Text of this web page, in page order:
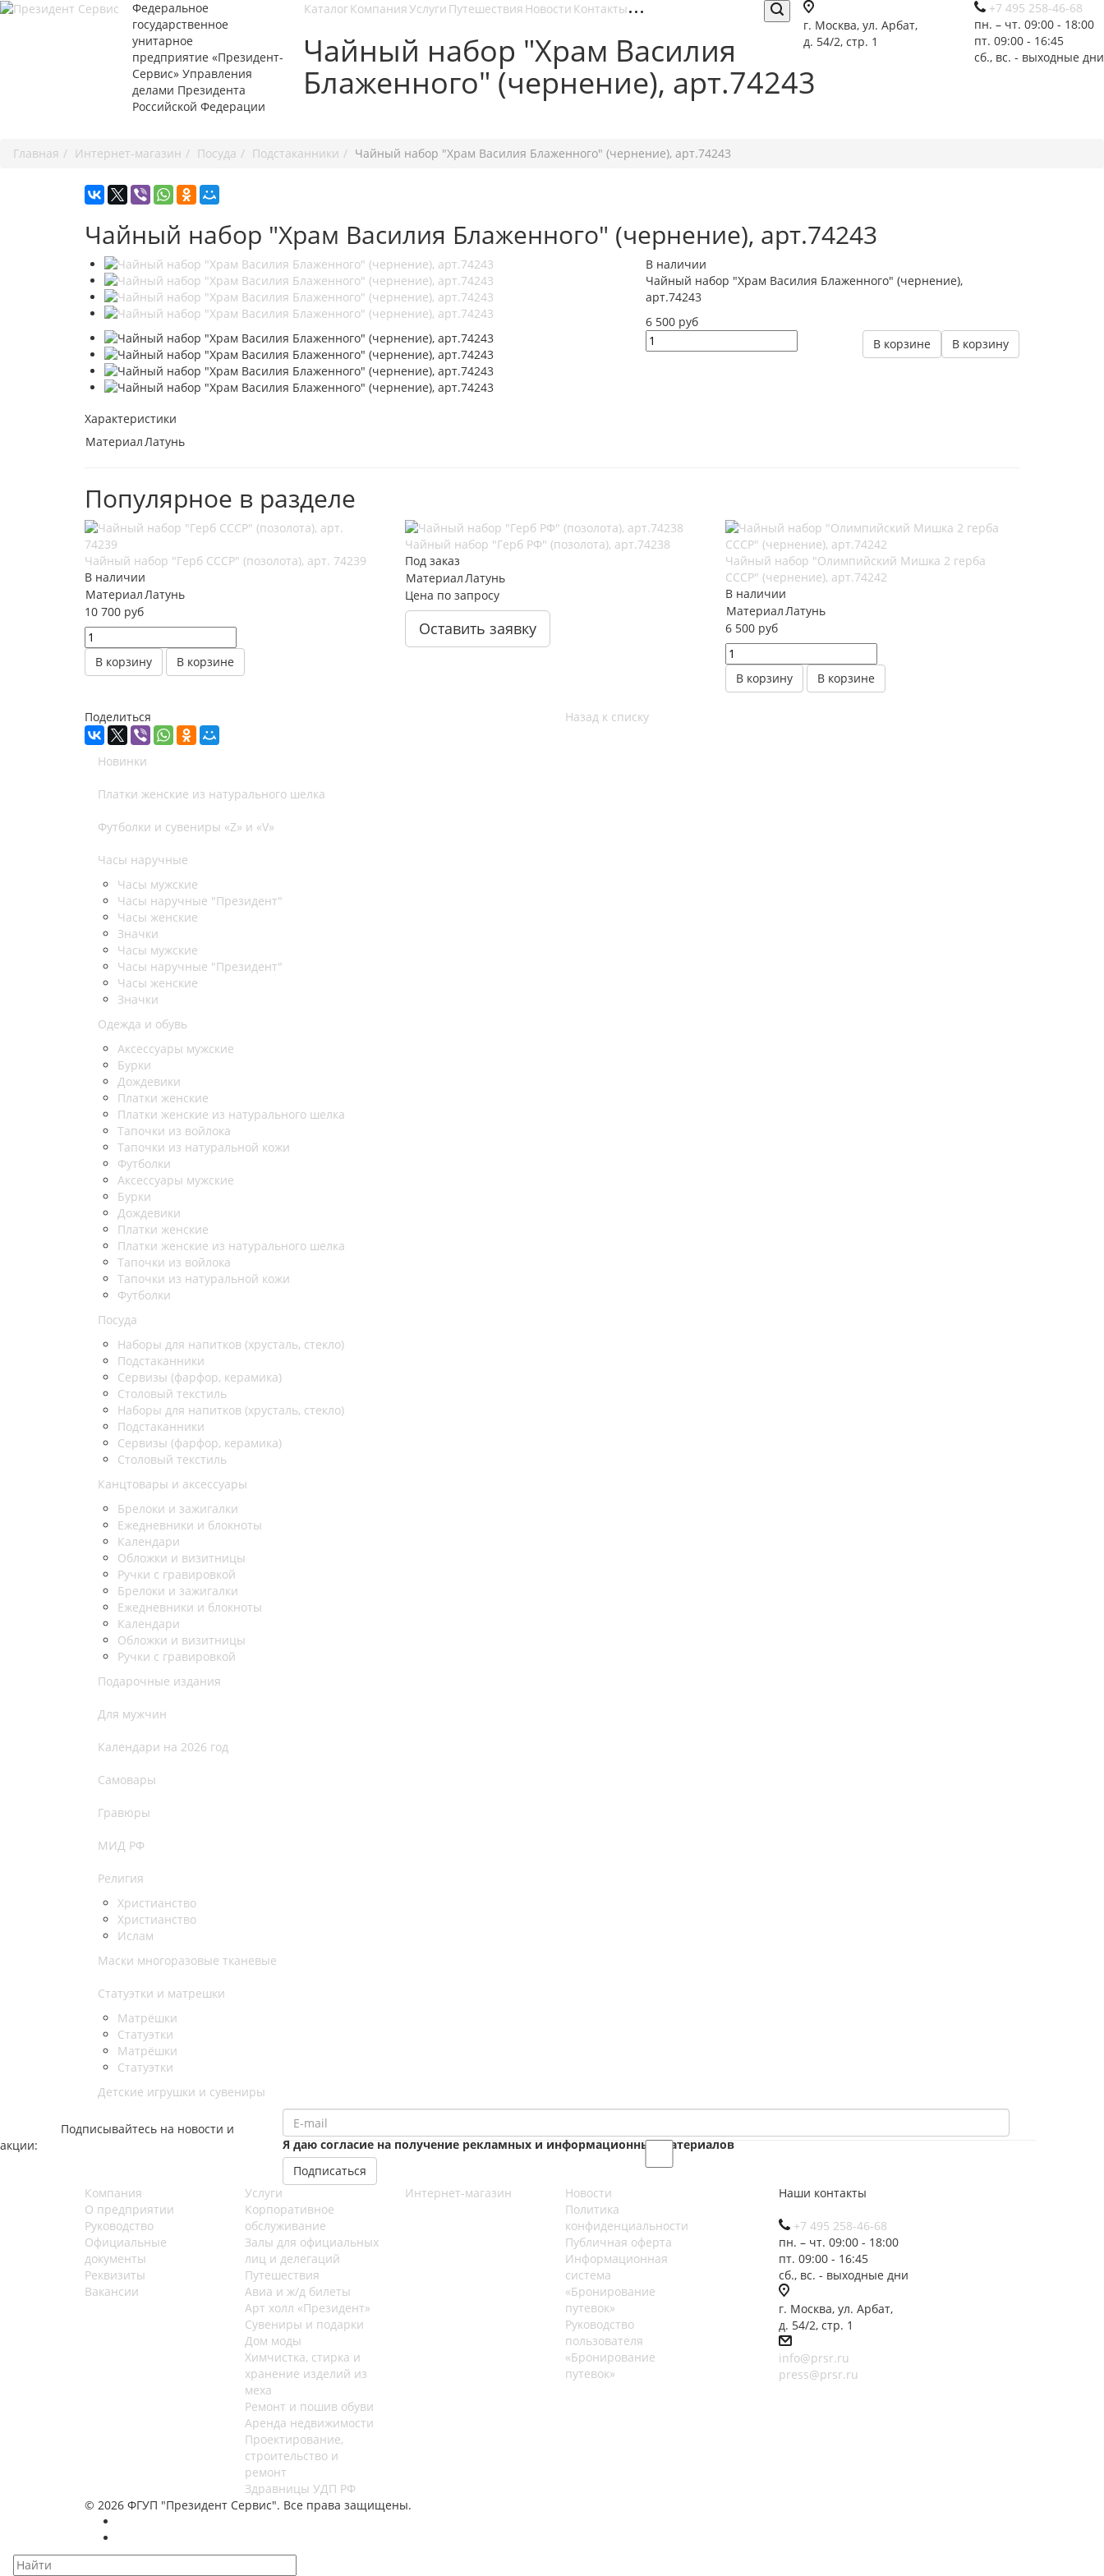
Федеральное
государственное
унитарное
предприятие «Президент-
Сервис» Управления
делами Президента
Российской Федерации
+7 495 258-46-68
пн. – чт. 09:00 - 18:00
пт. 09:00 - 16:45
сб., вс. - выходные дни
г. Москва, ул. Арбат,
д. 54/2, стр. 1
КаталогКомпанияУслуги Путешествия Новости Контакты
Чайный набор "Храм Василия
Блаженного" (чернение), арт.74243
Главная Интернет-магазин Посуда Подстаканники Чайный набор "Храм Василия Блаженного" (чернение), арт.74243
Чайный набор "Храм Василия Блаженного" (чернение), арт.74243
В наличии
Чайный набор "Храм Василия Блаженного" (чернение),
арт.74243
6 500 руб
В корзину
В корзине
Характеристики
МатериалЛатунь
Популярное в разделе
Чайный набор "Герб СССР" (позолота), арт. 74239
В наличии
МатериалЛатунь
10 700 руб
В корзину В корзине
Чайный набор "Герб РФ" (позолота), арт.74238
Под заказ
МатериалЛатунь
Цена по запросу
Оставить заявку
Чайный набор "Олимпийский Мишка 2 герба
СССР" (чернение), арт.74242
В наличии
МатериалЛатунь
6 500 руб
В корзину В корзине
Поделиться Назад к списку
Новинки
Платки женские из натурального шелка
Футболки и сувениры «Z» и «V»
Часы наручные
Часы мужские
Часы наручные "Президент"
Часы женские
Значки
Часы мужские
Часы наручные "Президент"
Часы женские
Значки
Одежда и обувь
Аксессуары мужские
Бурки
Дождевики
Платки женские
Платки женские из натурального шелка
Тапочки из войлока
Тапочки из натуральной кожи
Футболки
Аксессуары мужские
Бурки
Дождевики
Платки женские
Платки женские из натурального шелка
Тапочки из войлока
Тапочки из натуральной кожи
Футболки
Посуда
Наборы для напитков (хрусталь, стекло)
Подстаканники
Сервизы (фарфор, керамика)
Столовый текстиль
Наборы для напитков (хрусталь, стекло)
Подстаканники
Сервизы (фарфор, керамика)
Столовый текстиль
Канцтовары и аксессуары
Брелоки и зажигалки
Ежедневники и блокноты
Календари
Обложки и визитницы
Ручки с гравировкой
Брелоки и зажигалки
Ежедневники и блокноты
Календари
Обложки и визитницы
Ручки с гравировкой
Подарочные издания
Для мужчин
Календари на 2026 год
Самовары
Гравюры
МИД РФ
Религия
Христианство
Христианство
Ислам
Маски многоразовые тканевые
Статуэтки и матрешки
Матрёшки
Статуэтки
Матрёшки
Статуэтки
Детские игрушки и сувениры
Подписывайтесь на новости и
акции:
Я даю согласие на получение рекламных и информационных материалов
Компания
О предприятии
Руководство
Официальные
документы
Реквизиты
Вакансии
Услуги
Корпоративное
обслуживание
Залы для официальных
лиц и делегаций
Путешествия
Авиа и ж/д билеты
Арт холл «Президент»
Сувениры и подарки
Дом моды
Химчистка, стирка и
хранение изделий из
меха
Ремонт и пошив обуви
Аренда недвижимости
Проектирование,
строительство и
ремонт
Здравницы УДП РФ
Интернет-магазин
Новости
Политика
конфиденциальности
Публичная оферта
Информационная
система
«Бронирование
путевок»
Руководство
пользователя
«Бронирование
путевок»
Наши контакты
+7 495 258-46-68
пн. – чт. 09:00 - 18:00
пт. 09:00 - 16:45
сб., вс. - выходные дни
г. Москва, ул. Арбат,
д. 54/2, стр. 1
info@prsr.ru
press@prsr.ru
© 2026 ФГУП "Президент Сервис". Все права защищены.